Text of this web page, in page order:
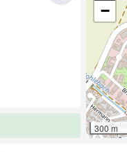
−
300 m